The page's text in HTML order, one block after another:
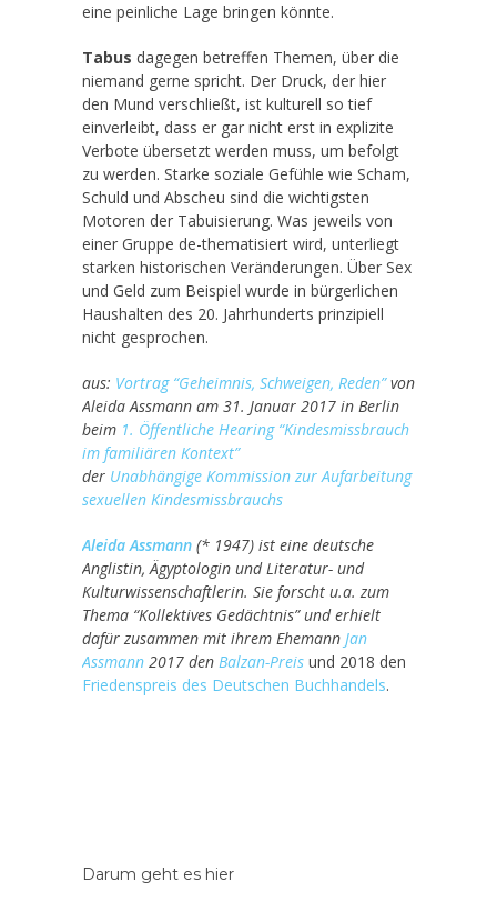
eine peinliche Lage bringen könnte.
Tabus dagegen betreffen Themen, über die
niemand gerne spricht. Der Druck, der hier
den Mund verschließt, ist kulturell so tief
einverleibt, dass er gar nicht erst in explizite
Verbote übersetzt werden muss, um befolgt
zu werden. Starke soziale Gefühle wie Scham,
Schuld und Abscheu sind die wichtigsten
Motoren der Tabuisierung. Was jeweils von
einer Gruppe de-thematisiert wird, unterliegt
starken historischen Veränderungen. Über Sex
und Geld zum Beispiel wurde in bürgerlichen
Haushalten des 20. Jahrhunderts prinzipiell
nicht gesprochen.
aus: Vortrag “Geheimnis, Schweigen, Reden”von
Aleida Assmann am 31. Januar 2017 in Berlin
beim 1. Öffentliche Hearing “Kindesmissbrauch
im familiären Kontext”
der Unabhängige Kommission zur Aufarbeitung
sexuellen Kindesmissbrauchs
Aleida Assmann (* 1947) ist eine deutsche
Anglistin, Ägyptologin und Literatur- und
Kulturwissenschaftlerin. Sie forscht u.a. zum
Thema “Kollektives Gedächtnis” und erhielt
dafür zusammen mit ihrem Ehemann Jan
Assmann 2017 den Balzan-Preis und 2018 den
Friedenspreis des Deutschen Buchhandels.
Darum geht es hier